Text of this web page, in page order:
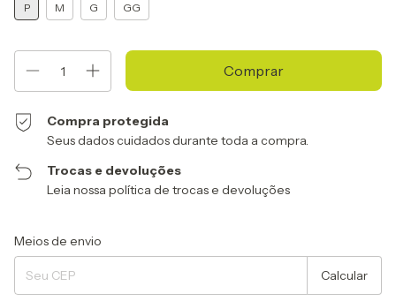
P M G GG
Compra protegida
Seus dados cuidados durante toda a compra.
Trocas e devoluções
Leia nossa política de trocas e devoluções
Entregas para o CEP:
Meios de envio
Calcular